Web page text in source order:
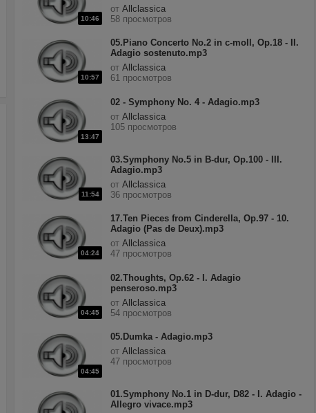
10:46
отAllclassica
58 просмотров
10:57
05.Piano Concerto No.2 in c-moll, Op.18 - II.
Adagio sostenuto.mp3
отAllclassica
61 просмотров
13:47
02 - Symphony No. 4 - Adagio.mp3
отAllclassica
105 просмотров
11:54
03.Symphony No.5 in B-dur, Op.100 - III.
Adagio.mp3
отAllclassica
36 просмотров
04:24
17.Ten Pieces from Cinderella, Op.97 - 10.
Adagio (Pas de Deux).mp3
отAllclassica
47 просмотров
04:45
02.Thoughts, Op.62 - I. Adagio
penseroso.mp3
отAllclassica
54 просмотров
04:45
05.Dumka - Adagio.mp3
отAllclassica
47 просмотров
01.Symphony No.1 in D-dur, D82 - I. Adagio -
Allegro vivace.mp3